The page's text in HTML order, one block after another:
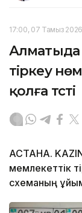
17:00, 07 Тамыз 2026
Алматыда
тіркеу
қолға түсті
АСТАНА.
мемлекеттік
схеманың